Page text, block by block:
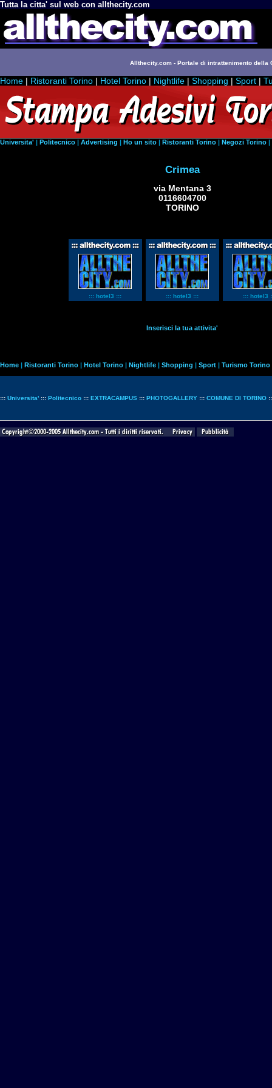
Tutta la citta' sul web con allthecity.com
Allthecity.com - Portale di intrattenimento della
Home | Ristoranti Torino | Hotel Torino | Nightlife | Shopping | Sport |
Universita' | Politecnico | Advertising | Ho un sito | Ristoranti Torino | Negozi Torino |
Crimea
via Mentana 3
0116604700
TORINO
::: hotel3 ::: ::: hotel3 ::: ::: hotel3
Inserisci la tua attivita'
Home | Ristoranti Torino | Hotel Torino | Nightlife | Shopping | Sport | Turismo Torino
::: Universita' ::: Politecnico ::: EXTRACAMPUS ::: PHOTOGALLERY ::: COMUNE DI TORINO